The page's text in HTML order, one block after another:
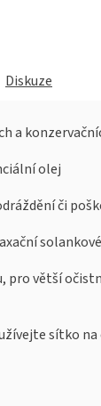
Diskuze
a
olej
či
pro větší
sítko